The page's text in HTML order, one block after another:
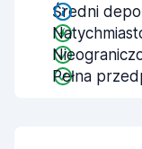
Średni
Pełna